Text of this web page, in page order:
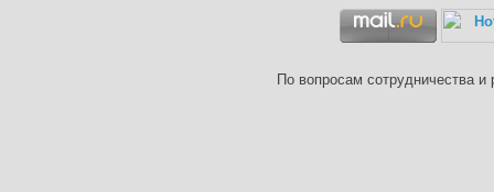
По вопросам сотрудничества